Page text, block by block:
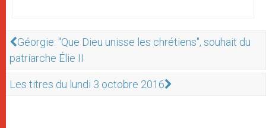
Géorgie: "Que Dieu unisse les chrétiens", souhait du
patriarche Élie II
Les titres du lundi 3 octobre 2016